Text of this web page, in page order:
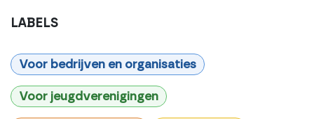
LABELS
Voor bedrijven en organisaties
Voor jeugdverenigingen